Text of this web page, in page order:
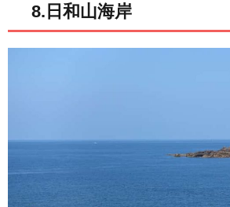
8.日和山海岸